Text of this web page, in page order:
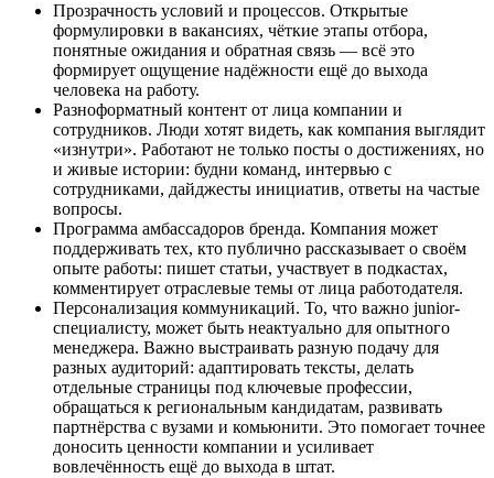
Прозрачность условий и процессов. Открытые
формулировки в вакансиях, чёткие этапы отбора,
понятные ожидания и обратная связь — всё это
формирует ощущение надёжности ещё до выхода
человека на работу.
Разноформатный контент от лица компании и
сотрудников. Люди хотят видеть, как компания выглядит
«изнутри». Работают не только посты о достижениях, но
и живые истории: будни команд, интервью с
сотрудниками, дайджесты инициатив, ответы на частые
вопросы.
Программа амбассадоров бренда. Компания может
поддерживать тех, кто публично рассказывает о своём
опыте работы: пишет статьи, участвует в подкастах,
комментирует отраслевые темы от лица работодателя.
Персонализация коммуникаций. То, что важно junior-
специалисту, может быть неактуально для опытного
менеджера. Важно выстраивать разную подачу для
разных аудиторий: адаптировать тексты, делать
отдельные страницы под ключевые профессии,
обращаться к региональным кандидатам, развивать
партнёрства с вузами и комьюнити. Это помогает точнее
доносить ценности компании и усиливает
вовлечённость ещё до выхода в штат.